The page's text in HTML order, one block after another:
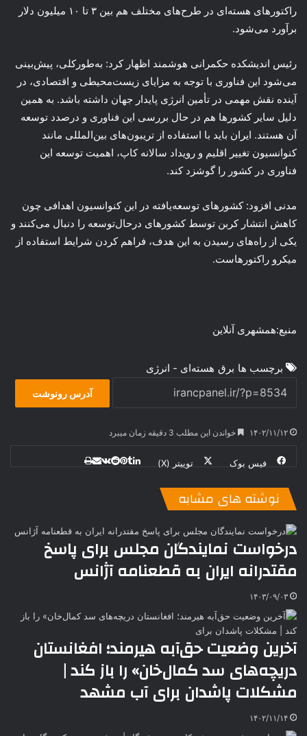
راکتورهای هسته‌ای در طرح‌های مختلف هم بین ۳ تا ۱۰ میلیون دلار
برآورد می‌شود.
رئیس اندیشکده حکمرانی هوشمند اظهار کرد: به‌طورکلی، پیش‌بینی
می‌شود این فناوری با توجه به مزایای زیست‌محیطی و اقتصادی، در
آینده نقش مهمی در تأمین انرژی پایدار جهان داشته باشد. به همین
دلیل سایر کشورها هم در حال بررسی این فناوری و درصدد توسعه
آن هستند. ایران باید با استفاده از تریبون‌های بین‌المللی مانند
کنوانسیون تغییر اقلیم و رویداد سالانه کاپ، اهمیت توسعه این
فناوری در کشور را گوشزد کند.
مدنی افزود: کشورهای توسعه‌یافته در این کنوانسیون اهدافی چون
کاهش انتشار کربن توسط کشورهای درحال‌توسعه را دنبال می‌کنند و
یکی از راه‌های رسیدن به این هدف، فراهم کردن شرایط استفاده از
میکرو راکتورهاست.
منبع:همشهری آنلاین
برچسب ها برق هسته‌ای - انرژی
آدرس رونوشت
۱۴۰۲/۱۱/۱۲ خواندن این مطلب 3 دقیقه زمان میبرد
فیس بوک توییتر (X)
نر
ر
س
تt
a
t
م
نوشته های مشابه
درخواست نمایندگان مجلس برای پاسخ
مقتدرانه ایران به قطعنامه آژانس
۱۴۰۳/۰۹/۰۳
آخرین وضعیت حق‌آبه هیرمند؛ افغانستان
دریچه‌های سد کمال‌خان» را باز کند |
مشکلات پاشدان برای آب مشهد
۱۴۰۲/۱۱/۱۴